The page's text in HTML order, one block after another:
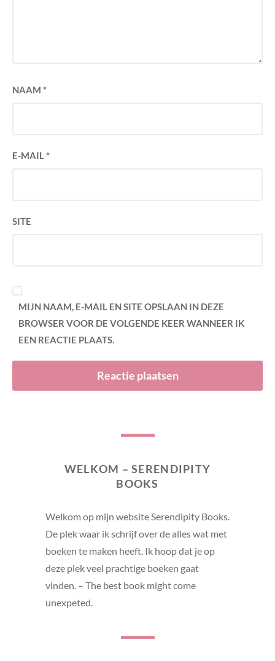
NAAM *
E-MAIL*
SITE
MIJN NAAM, E-MAIL EN SITE OPSLAAN IN DEZE
BROWSER VOOR DE VOLGENDE KEER WANNEER IK
EEN REACTIE PLAATS.
WELKOM – SERENDIPITY
BOOKS
Welkom op mijn website Serendipity Books.
De plek waar ik schrijf over de alles wat met
boeken te maken heeft. Ik hoop dat je op
deze plek veel prachtige boeken gaat
vinden. – The best book might come
unexpeted.